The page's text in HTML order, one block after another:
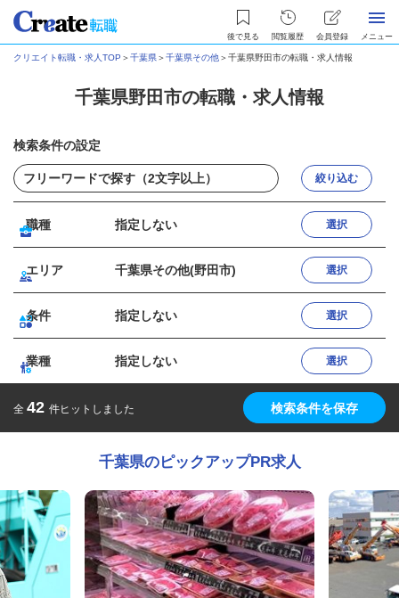
後で見る 閲覧履歴 会員登録 メニュー
クリエイト転職・求人TOP ＞千葉県＞千葉県その他＞千葉県野田市の転職・求人情報
千葉県野田市の転職・求人情報
検索条件の設定
絞り込む
職種 指定しない 選択
エリア 千葉県その他(野田市) 選択
条件 指定しない 選択
業種 指定しない 選択
全 42 件ヒットしました 検索条件を保存
千葉県のピックアップPR求人